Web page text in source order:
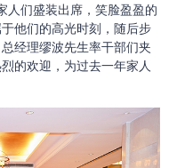
人们盛装出席，笑脸盈盈的
他们的高光时刻，随后步
经理缪波先生率干部们夹
的欢迎，为过去一年家人